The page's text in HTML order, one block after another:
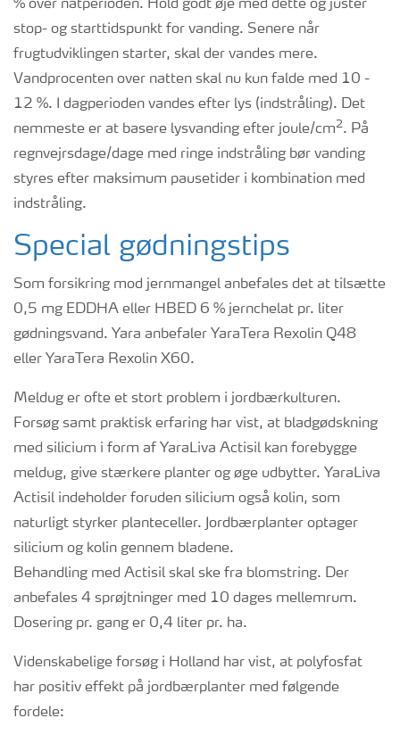
% over natperioden. Hold godt øje med dette og juster
stop- og starttidspunkt for vanding. Senere når
frugtudviklingen starter, skal der vandes mere.
Vandprocenten over natten skal nu kun falde med 10 -
12 %. I dagperioden vandes efter lys (indstråling). Det
nemmeste er at basere lysvanding efter joule/cm2. På
regnvejrsdage/dage med ringe indstråling bør vanding
styres efter maksimum pausetider i kombination med
indstråling.
Special gødningstips
Som forsikring mod jernmangel anbefales det at tilsætte
0,5 mg EDDHA eller HBED 6 % jernchelat pr. liter
gødningsvand. Yara anbefaler YaraTera Rexolin Q48
eller YaraTera Rexolin X60.
Meldug er ofte et stort problem i jordbærkulturen.
Forsøg samt praktisk erfaring har vist, at bladgødskning
med silicium i form af YaraLiva Actisil kan forebygge
meldug, give stærkere planter og øge udbytter. YaraLiva
Actisil indeholder foruden silicium også kolin, som
naturligt styrker planteceller. Jordbærplanter optager
silicium og kolin gennem bladene.
Behandling med Actisil skal ske fra blomstring. Der
anbefales 4 sprøjtninger med 10 dages mellemrum.
Dosering pr. gang er 0,4 liter pr. ha.
Videnskabelige forsøg i Holland har vist, at polyfosfat
har positiv effekt på jordbærplanter med følgende
fordele: